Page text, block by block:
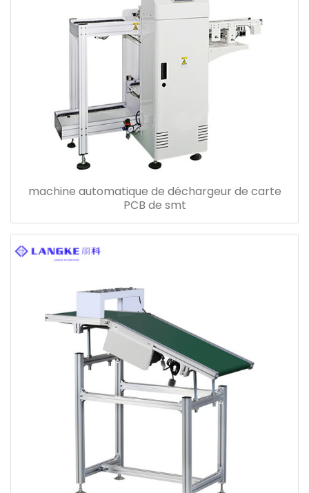
machine automatique de déchargeur de carte
PCB de smt